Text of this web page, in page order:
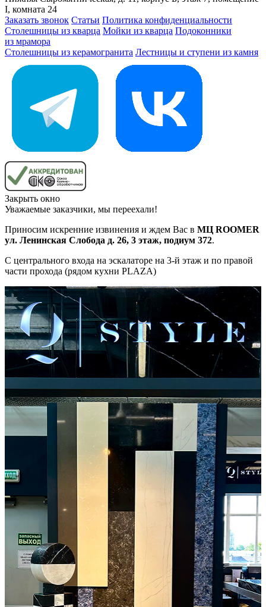
I, комната 24
Заказать звонок Статьи Политика конфиденциальности
Столешницы из кварца Мойки из кварца Подоконники
из мрамора
Столешницы из керамогранита Лестницы и ступени из камня
Закрыть окно
Уважаемые заказчики, мы переехали!
Приносим искренние извинения и ждем Вас в МЦ ROOMER
ул. Ленинская Слобода д. 26, 3 этаж, подиум 372.
С центрального входа на эскалаторе на 3-й этаж и по правой
части прохода (рядом кухни PLAZA)